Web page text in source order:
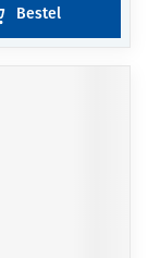
Bestel